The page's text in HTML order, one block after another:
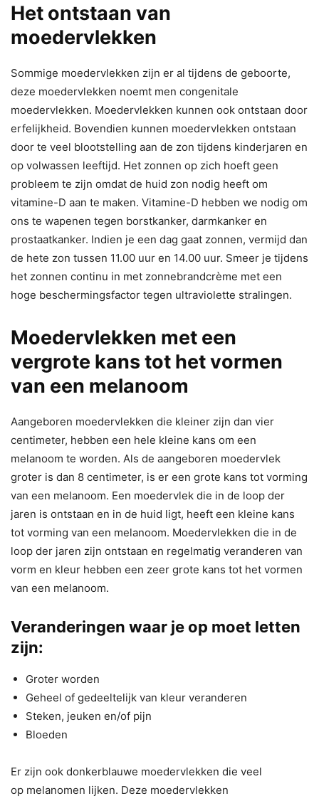
Het ontstaan van
moedervlekken
Sommige moedervlekken zijn er al tijdens de geboorte,
deze moedervlekken noemt men congenitale
moedervlekken. Moedervlekken kunnen ook ontstaan door
erfelijkheid. Bovendien kunnen moedervlekken ontstaan
door te veel blootstelling aan de zon tijdens kinderjaren en
op volwassen leeftijd. Het zonnen op zich hoeft geen
probleem te zijn omdat de huid zon nodig heeft om
vitamine-D aan te maken. Vitamine-D hebben we nodig om
ons te wapenen tegen borstkanker, darmkanker en
prostaatkanker. Indien je een dag gaat zonnen, vermijd dan
de hete zon tussen 11.00 uur en 14.00 uur. Smeer je tijdens
het zonnen continu in met zonnebrandcrème met een
hoge beschermingsfactor tegen ultraviolette stralingen.
Moedervlekken met een
vergrote kans tot het vormen
van een melanoom
Aangeboren moedervlekken die kleiner zijn dan vier
centimeter, hebben een hele kleine kans om een
melanoom te worden. Als de aangeboren moedervlek
groter is dan 8 centimeter, is er een grote kans tot vorming
van een melanoom. Een moedervlek die in de loop der
jaren is ontstaan en in de huid ligt, heeft een kleine kans
tot vorming van een melanoom. Moedervlekken die in de
loop der jaren zijn ontstaan en regelmatig veranderen van
vorm en kleur hebben een zeer grote kans tot het vormen
van een melanoom.
Veranderingen waar je op moet letten
zijn:
Groter worden
Geheel of gedeeltelijk van kleur veranderen
Steken, jeuken en/of pijn
Bloeden
Er zijn ook donkerblauwe moedervlekken die veel
op melanomen lijken. Deze moedervlekken